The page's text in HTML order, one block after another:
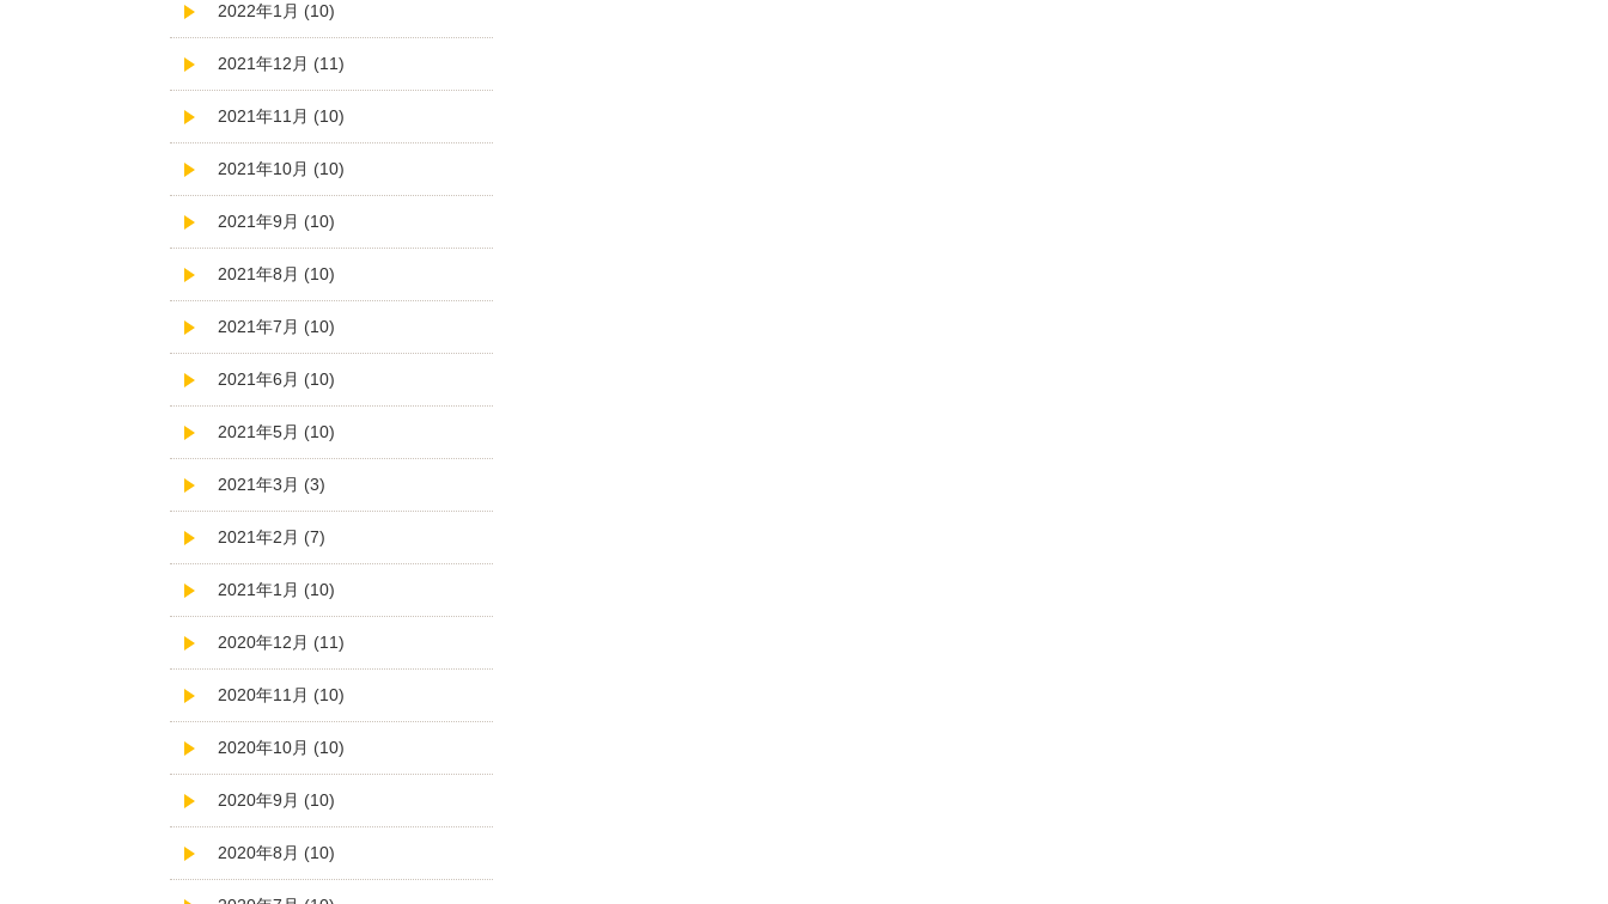
2022年1月 (10)
2021年12月 (11)
2021年11月 (10)
2021年10月 (10)
2021年9月 (10)
2021年8月 (10)
2021年7月 (10)
2021年6月 (10)
2021年5月 (10)
2021年3月 (3)
2021年2月 (7)
2021年1月 (10)
2020年12月 (11)
2020年11月 (10)
2020年10月 (10)
2020年9月 (10)
2020年8月 (10)